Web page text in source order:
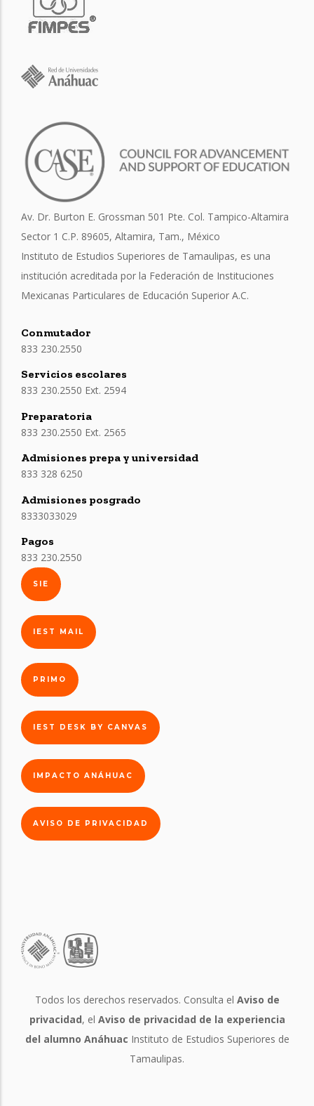
Av. Dr. Burton E. Grossman 501 Pte. Col. Tampico-Altamira
Sector 1 C.P. 89605, Altamira, Tam., México
Instituto de Estudios Superiores de Tamaulipas, es una
institución acreditada por la Federación de Instituciones
Mexicanas Particulares de Educación Superior A.C.
Conmutador
833 230.2550
Servicios escolares
833 230.2550 Ext. 2594
Preparatoria
833 230.2550 Ext. 2565
Admisiones prepa y universidad
833 328 6250
Admisiones posgrado
8333033029
Pagos
833 230.2550
SIE
IEST MAIL
PRIMO
IEST DESK BY CANVAS
IMPACTO ANÁHUAC
AVISO DE PRIVACIDAD
Todos los derechos reservados. Consulta el Aviso de
privacidad, el Aviso de privacidad de la experiencia
del alumno Anáhuac Instituto de Estudios Superiores de
Tamaulipas.